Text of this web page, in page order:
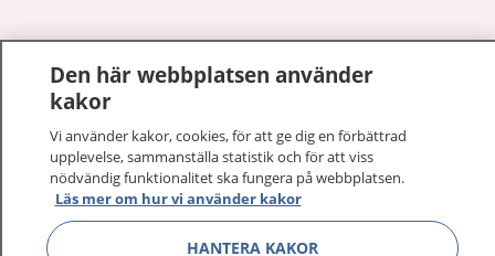
1177 på flera språk
Om 1177
Visa
Den här webbplatsen använder
kakor
Vi använder kakor, cookies, för att ge dig en förbättrad
upplevelse, sammanställa statistik och för att viss
nödvändig funktionalitet ska fungera på webbplatsen.
Läs mer om hur vi använder kakor
HANTERA KAKOR